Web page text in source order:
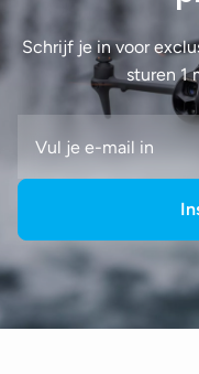
Schrijf je in voor
sturen 1